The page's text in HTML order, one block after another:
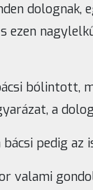
dolognak,
bólintott,
a
pedig az
valami